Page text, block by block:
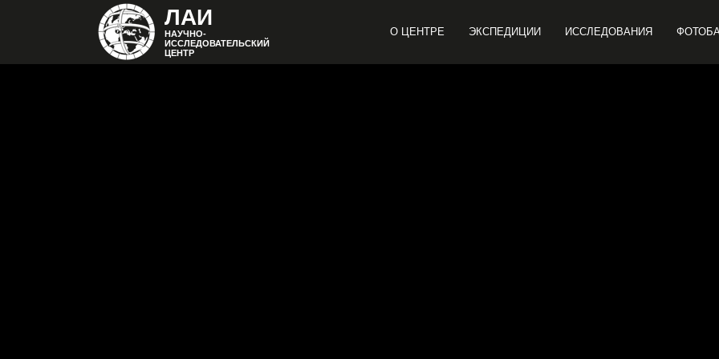
ЛАИ
НАУЧНО-
ИССЛЕДОВАТЕЛЬСКИЙ
ЦЕНТР
О ЦЕНТРЕ ЭКСПЕДИЦИИ ИССЛЕДОВАНИЯ